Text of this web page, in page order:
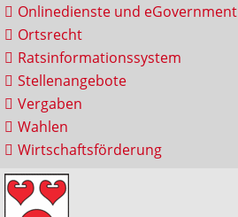
Onlinedienste und eGovernment
Ortsrecht
Ratsinformationssystem
Stellenangebote
Vergaben
Wahlen
Wirtschaftsförderung